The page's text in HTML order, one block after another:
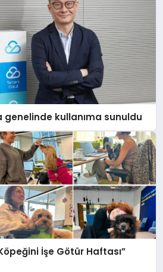
genelinde kullanıma sunuldu
İşe Götür Haftası”